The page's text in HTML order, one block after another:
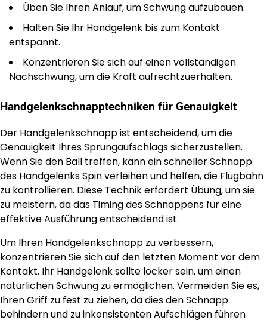
Üben Sie Ihren Anlauf, um Schwung aufzubauen.
Halten Sie Ihr Handgelenk bis zum Kontakt
entspannt.
Konzentrieren Sie sich auf einen vollständigen
Nachschwung, um die Kraft aufrechtzuerhalten.
Handgelenkschnapptechniken für Genauigkeit
Der Handgelenkschnapp ist entscheidend, um die
Genauigkeit Ihres Sprungaufschlags sicherzustellen.
Wenn Sie den Ball treffen, kann ein schneller Schnapp
des Handgelenks Spin verleihen und helfen, die Flugbahn
zu kontrollieren. Diese Technik erfordert Übung, um sie
zu meistern, da das Timing des Schnappens für eine
effektive Ausführung entscheidend ist.
Um Ihren Handgelenkschnapp zu verbessern,
konzentrieren Sie sich auf den letzten Moment vor dem
Kontakt. Ihr Handgelenk sollte locker sein, um einen
natürlichen Schwung zu ermöglichen. Vermeiden Sie es,
Ihren Griff zu fest zu ziehen, da dies den Schnapp
behindern und zu inkonsistenten Aufschlägen führen